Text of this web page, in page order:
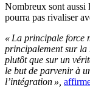
Nombreux sont aussi
pourra pas rivaliser
« La principale force
principalement sur la
plutôt que sur un
le but de parvenir à
l’intégration »,